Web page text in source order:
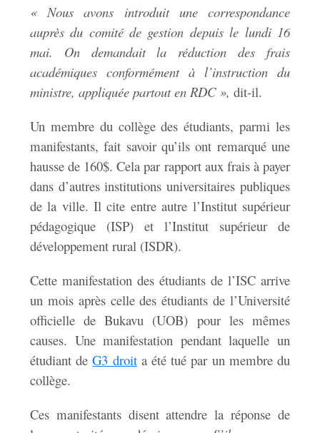
« Nous avons introduit une correspondance
auprès du comité de gestion depuis le lundi 16
mai. On demandait la réduction des frais
académiques conformément à l’instruction du
ministre, appliquée partout en RDC », dit-il.
Un membre du collège des étudiants, parmi les
manifestants, fait savoir qu’ils ont remarqué une
hausse de 160$. Cela par rapport aux frais à payer
dans d’autres institutions universitaires publiques
de la ville. Il cite entre autre l’Institut supérieur
pédagogique (ISP) et l’Institut supérieur de
développement rural (ISDR).
Cette manifestation des étudiants de l’ISC arrive
un mois après celle des étudiants de l’Université
officielle de Bukavu (UOB) pour les mêmes
causes. Une manifestation pendant laquelle un
étudiant deG3 droita été tué par un membre du
collège.
Ces manifestants disent attendre la réponse de